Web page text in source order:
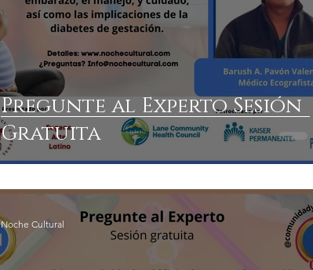
Pregunte al Experto Sesión
Gratuita
Noche Cultural